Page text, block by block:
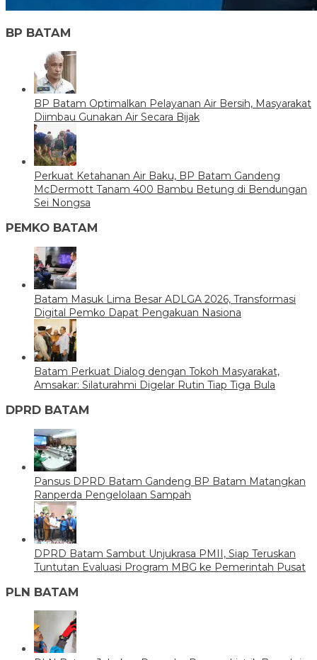
BP BATAM
BP Batam Optimalkan Pelayanan Air Bersih, Masyarakat
Diimbau Gunakan Air Secara Bijak
Perkuat Ketahanan Air Baku, BP Batam Gandeng
McDermott Tanam 400 Bambu Betung di Bendungan
Sei Nongsa
PEMKO BATAM
Batam Masuk Lima Besar ADLGA 2026, Transformasi
Digital Pemko Dapat Pengakuan Nasiona
Batam Perkuat Dialog dengan Tokoh Masyarakat,
Amsakar: Silaturahmi Digelar Rutin Tiap Tiga Bula
DPRD BATAM
Pansus DPRD Batam Gandeng BP Batam Matangkan
Ranperda Pengelolaan Sampah
DPRD Batam Sambut Unjukrasa PMII, Siap Teruskan
Tuntutan Evaluasi Program MBG ke Pemerintah Pusat
PLN BATAM